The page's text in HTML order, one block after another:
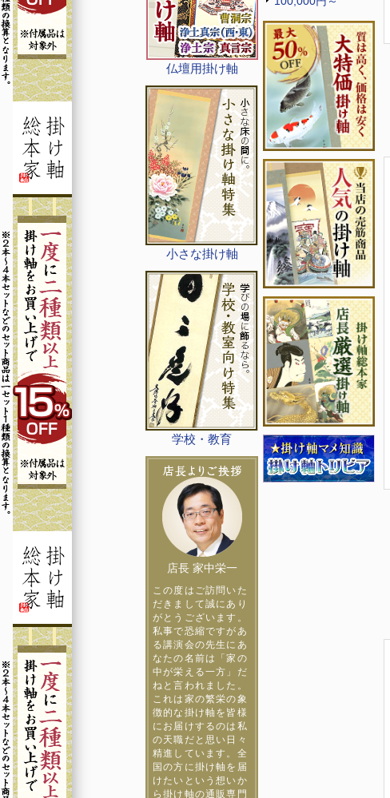
仏壇用掛け軸
小さな掛け軸
学校・教育
店長 家中栄一
この度はご訪問いた
だきまして誠にあり
がとうございます。
私事で恐縮ですがあ
る講演会の先生にあ
なたの名前は「家の
中が栄える一方」だ
ねと言われました。
これは家の繁栄の象
徴的な掛け軸を皆様
にお届けするのは私
の天職だと思い日々
精進しています。全
国の方に掛け軸を届
けたいという想いか
ら掛け軸の通販専門